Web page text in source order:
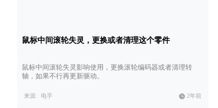
鼠标中间滚轮失灵，更换或者清理这个零件
鼠标中间滚轮失灵影响使用，更换滚轮编码器或者清理转
轴，如果不行再更新驱动。
来源: 电手 2年前